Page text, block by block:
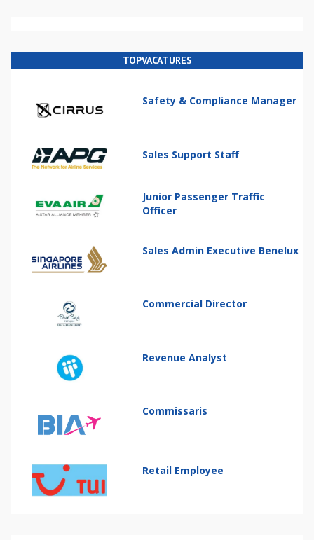
TOPVACATURES
Safety & Compliance Manager
Sales Support Staff
Junior Passenger Traffic
Officer
Sales Admin Executive Benelux
Commercial Director
Revenue Analyst
Commissaris
Retail Employee